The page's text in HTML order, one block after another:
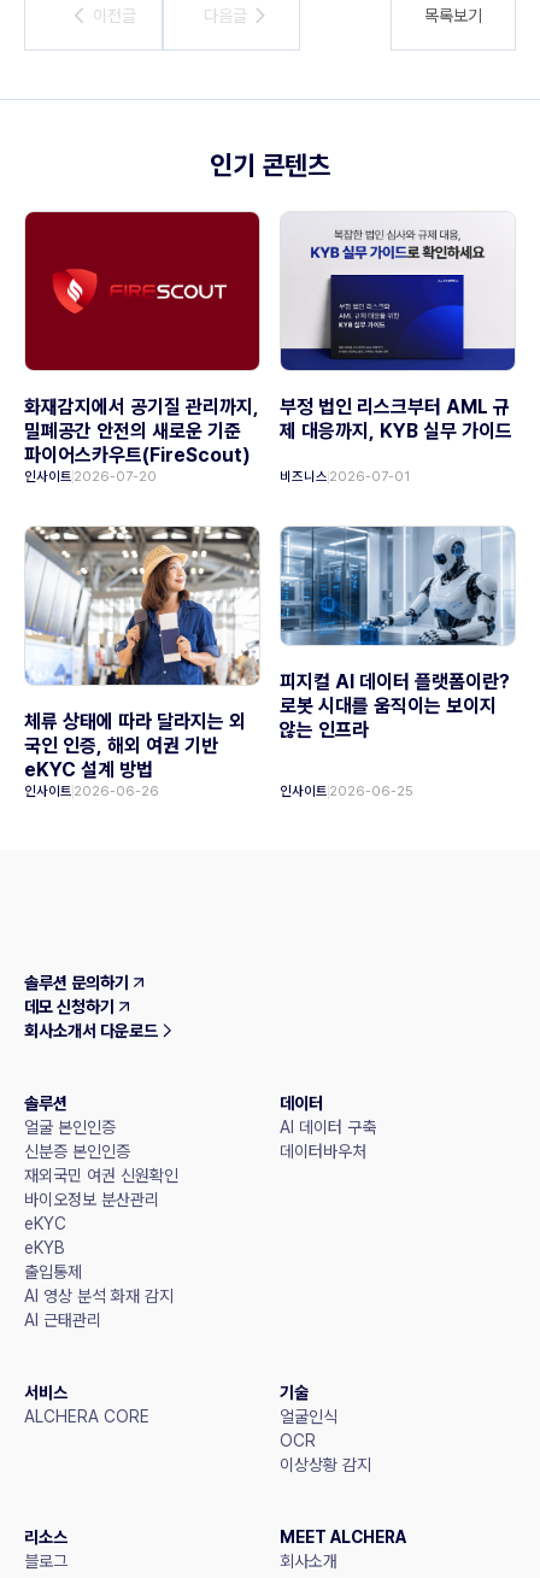
이전글
이전글 다음글
다음글 목록보기
인기 콘텐츠
화재감지에서 공기질 관리까지,
밀폐공간 안전의 새로운 기준
파이어스카우트(FireScout)
인사이트 2026-07-20
부정 법인 리스크부터 AML 규
제 대응까지, KYB 실무 가이드
비즈니스 2026-07-01
체류 상태에 따라 달라지는 외
국인 인증, 해외 여권 기반
eKYC 설계 방법
인사이트 2026-06-26
피지컬 AI 데이터 플랫폼이란?
로봇 시대를 움직이는 보이지
않는 인프라
인사이트 2026-06-25
솔루션 문의하기
데모 신청하기
회사소개서 다운로드
솔루션
얼굴 본인인증
신분증 본인인증
재외국민 여권 신원확인
바이오정보 분산관리
eKYC
eKYB
출입통제
AI 영상 분석 화재 감지
AI 근태관리
데이터
AI 데이터 구축
데이터바우처
서비스
ALCHERA CORE
기술
얼굴인식
OCR
이상상황 감지
리소스
블로그
MEET ALCHERA
회사소개